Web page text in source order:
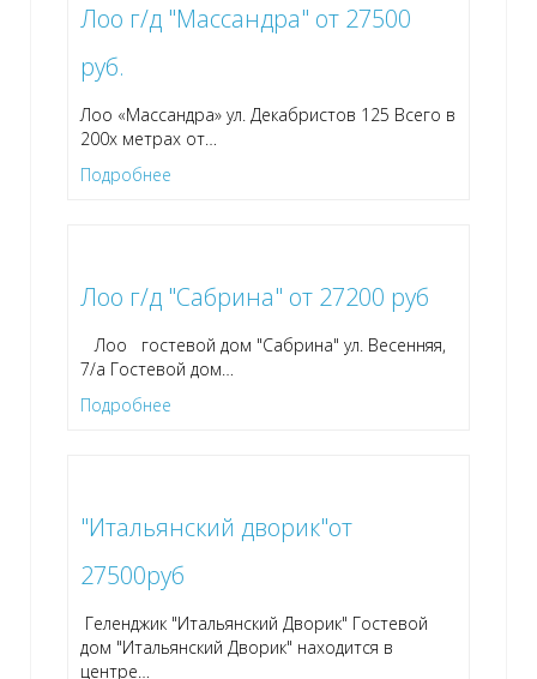
Лоо г/д "Массандра" от 27500
руб.
Лоо «Массандра» ул. Декабристов 125 Всего в
200х метрах от…
Подробнее
Лоо г/д "Сабрина" от 27200 руб
Лоо гостевой дом "Сабрина" ул. Весенняя,
7/а Гостевой дом…
Подробнее
"Итальянский дворик"от
27500руб
Геленджик "Итальянский Дворик" Гостевой
дом "Итальянский Дворик" находится в
центре…